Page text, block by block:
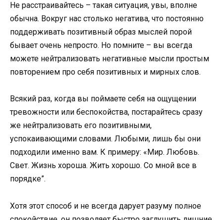
Не расстраивайтесь – такая ситуация, увы, вполне
обычна. Вокруг нас столько негатива, что постоянно
поддерживать позитивный образ мыслей порой
бывает очень непросто. Но помните – вы всегда
можете нейтрализовать негативные мысли простым
повторением про себя позитивных и мирных слов.
Всякий раз, когда вы поймаете себя на ощущении
тревожности или беспокойства, постарайтесь сразу
же нейтрализовать его позитивными,
успокаивающими словами. Любыми, лишь бы они
подходили именно вам. К примеру: «Мир. Любовь.
Свет. Жизнь хороша. Жить хорошо. Со мной все в
порядке”.
Хотя этот способ и не всегда дарует разуму полное